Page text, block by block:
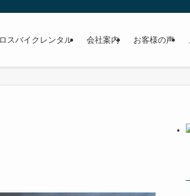
スバイクレンタル 会社案内 お客様の声